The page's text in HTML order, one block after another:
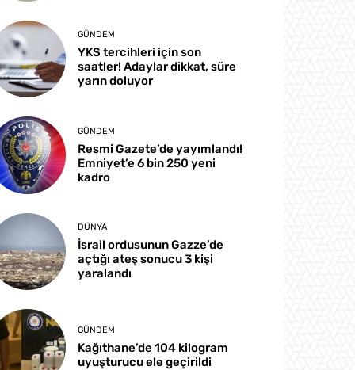
GÜNDEM
YKS tercihleri için son
saatler! Adaylar dikkat, süre
yarın doluyor
GÜNDEM
Resmi Gazete’de yayımlandı!
Emniyet’e 6 bin 250 yeni
kadro
DÜNYA
İsrail ordusunun Gazze’de
açtığı ateş sonucu 3 kişi
yaralandı
GÜNDEM
Kağıthane’de 104 kilogram
uyuşturucu ele geçirildi